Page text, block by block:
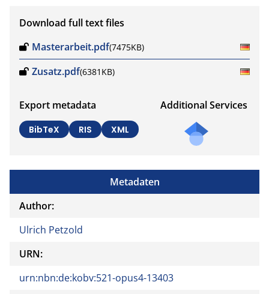
Download full text files
Masterarbeit.pdf(7475KB)
Zusatz.pdf(6381KB)
Export metadata
BibTeX RIS XML
Additional Services
Metadaten
Author:
Ulrich Petzold
URN:
urn:nbn:de:kobv:521-opus4-13403